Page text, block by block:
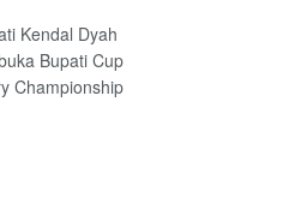
Kendal Dyah
Bupati Cup
Championship